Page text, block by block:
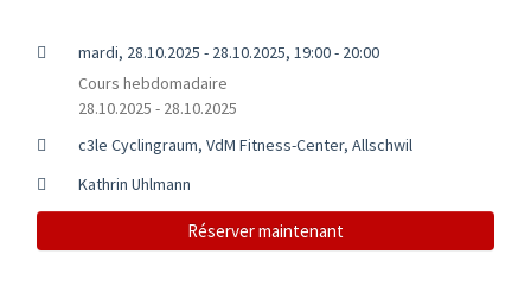
mardi, 28.10.2025 - 28.10.2025, 19:00 - 20:00
Cours hebdomadaire
28.10.2025 - 28.10.2025
c3le Cyclingraum, VdM Fitness-Center, Allschwil
Kathrin Uhlmann
Réserver maintenant